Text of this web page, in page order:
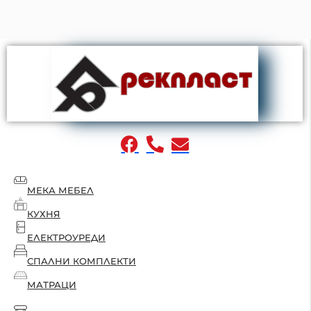
МЕКА МЕБЕЛ
КУХНЯ
ЕЛЕКТРОУРЕДИ
СПАЛНИ КОМПЛЕКТИ
МАТРАЦИ